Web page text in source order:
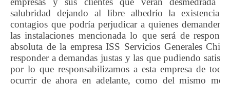
salubridad dejando al libre albedrío la existencia
contagios que podría perjudicar a quienes demanden
las instalaciones mencionada lo que será de
absoluta de la empresa ISS Servicios Generales
responder a demandas justas y las que pudiendo
por lo que responsabilizamos a esta empresa de
ocurrir de ahora en adelante, como del mismo